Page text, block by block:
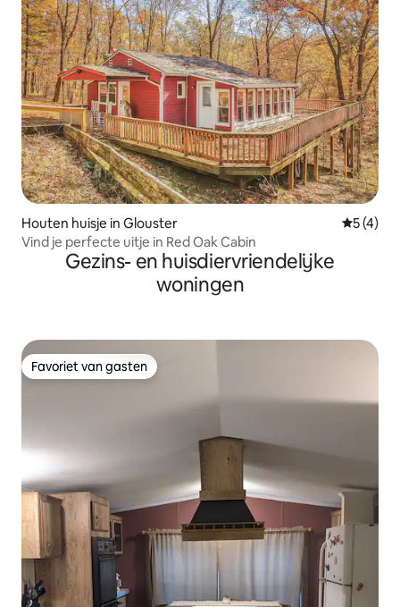
Houten huisje in Glouster
5 (4)
Vind je perfecte uitje in Red Oak Cabin
Gezins- en huisdiervriendelijke
woningen
Favoriet van gasten
Favoriet van gasten